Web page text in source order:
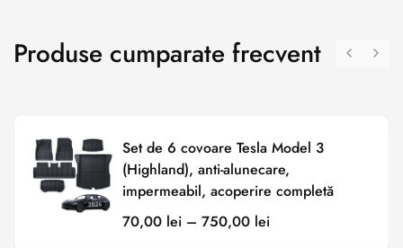
Produse cumparate frecvent
Set de 6 covoare Tesla Model 3
(Highland), anti-alunecare,
impermeabil, acoperire completă
70,00 lei – 750,00 lei